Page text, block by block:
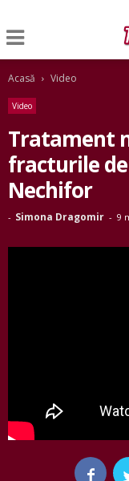
Acasă Video
Video
Tratament
fracturile de
Nechifor
- Simona Dragomir - 9